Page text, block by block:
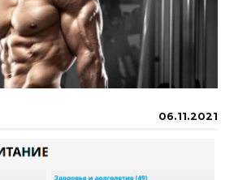
06.11.2021